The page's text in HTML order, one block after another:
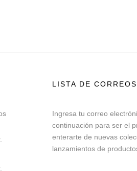
LISTA DE CORREOS
Ingresa tu correo
continuación para ser el
enterarte de nuevas
lanzamientos de